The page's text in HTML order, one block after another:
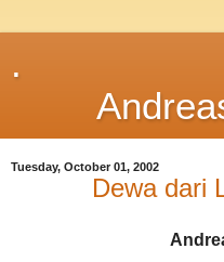
.
Tuesday, October 01, 2002
Dewa dari